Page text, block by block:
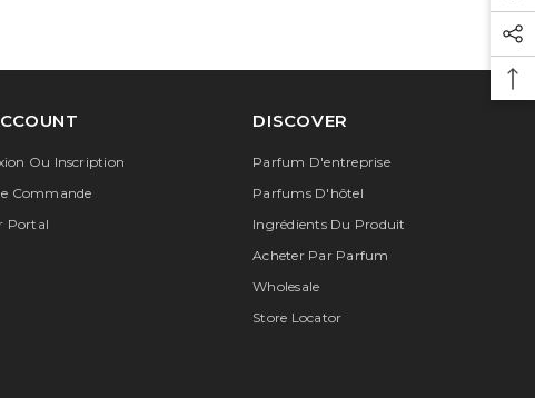
Ou Inscription
Commande
Portal
DISCOVER
Parfum D'entreprise
Parfums D'hôtel
Ingrédients Du Produit
Acheter Par Parfum
Wholesale
Store Locator